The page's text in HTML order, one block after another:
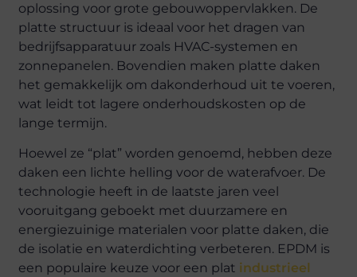
oplossing voor grote gebouwoppervlakken. De
platte structuur is ideaal voor het dragen van
bedrijfsapparatuur zoals HVAC-systemen en
zonnepanelen. Bovendien maken platte daken
het gemakkelijk om dakonderhoud uit te voeren,
wat leidt tot lagere onderhoudskosten op de
lange termijn.
Hoewel ze “plat” worden genoemd, hebben deze
daken een lichte helling voor de waterafvoer. De
technologie heeft in de laatste jaren veel
vooruitgang geboekt met duurzamere en
energiezuinige materialen voor platte daken, die
de isolatie en waterdichting verbeteren. EPDM is
een populaire keuze voor een plat industrieel